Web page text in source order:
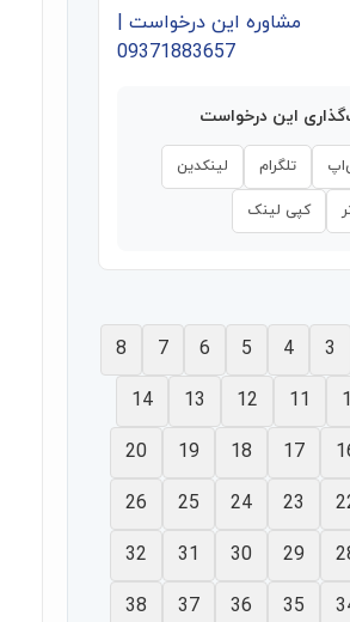
مشاوره این درخواست |
09371883657
این درخواست
تلگرام لینکدین
کپی لینک
3
4
5
6
7
8
11
12
13
14
17
18
19
20
23
24
25
26
29
30
31
32
35
36
37
38